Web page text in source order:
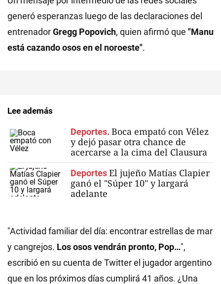
generó esperanzas luego de las declaraciones del
entrenadorGregg Popovich, quien afirmó que "Manu
está cazando osos en el noroeste".
Lee además
Deportes. Boca empató con Vélez
y dejó pasar otra chance de
acercarse a la cima del Clausura
DeportesEl jujeño Matías Clapier
ganó el "Súper 10" y largará
adelante
"Actividad familiar del día: encontrar estrellas de mar
y cangrejos. Los osos vendrán pronto, Pop…",
escribió en su cuenta de Twitter el jugador argentino
que en los próximos días cumplirá 41 años. ¿Una